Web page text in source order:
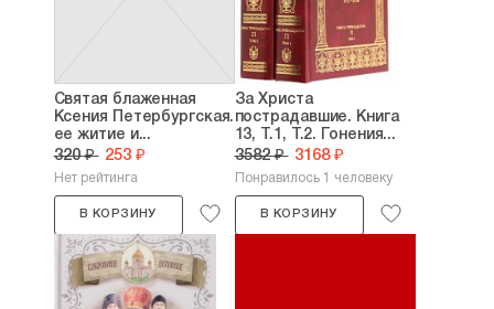
Святая блаженная
Ксения Петербургская.
ее житие и...
320 ₽ 253 ₽
Нет рейтинга
В КОРЗИНУ
За Христа
пострадавшие. Книга
13, Т.1, Т.2. Гонения...
3582 ₽ 3168 ₽
Понравилось 1 человеку
В КОРЗИНУ